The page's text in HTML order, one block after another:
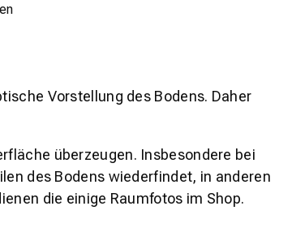
Vorstellung des Bodens. Daher
überzeugen. Insbesondere bei
des Bodens wiederfindet, in anderen
die einige Raumfotos im Shop.